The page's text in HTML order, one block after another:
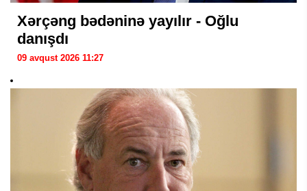
Xərçəng bədəninə yayılır - Oğlu
danışdı
09 avqust 2026 11:27